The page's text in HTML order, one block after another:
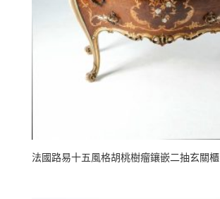
法國路易十五風格胡桃樹瘤鑲嵌二抽玄關櫃